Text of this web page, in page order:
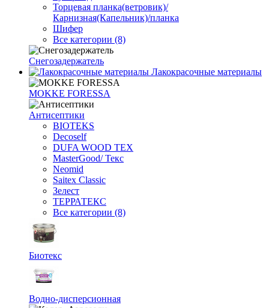
Торцевая планка(ветровик)/
Карнизная(Капельник)/планка
Шифер
Все категории (8)
Снегозадержатель
Лакокрасочные материалы
MOKKE FORESSA
Антисептики
BIOTEKS
Decoself
DUFA WOOD TEX
MasterGood/ Текс
Neomid
Saitex Classic
Зелест
ТЕРРАТЕКС
Все категории (8)
Биотекс
Водно-дисперсионная